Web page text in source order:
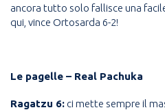
ancora tutto solo fallisce una
qui, vince Ortosarda 6-2!
Le pagelle – Real Pachuka
Ragatzu 6: ci mette sempre il